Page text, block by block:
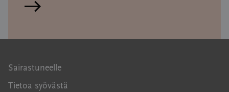
Lue artikkeli
Sairastuneelle
Tietoa syövästä